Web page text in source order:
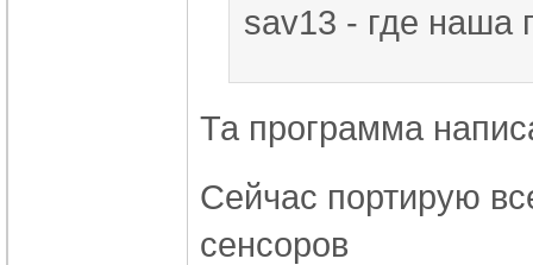
sav13 - где наша
Та программа
Сейчас портирую
сенсоров